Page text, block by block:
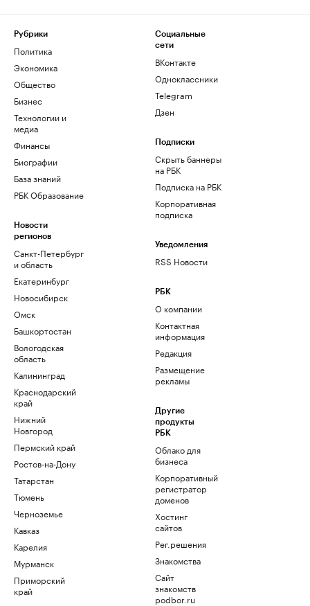
Рубрики
Политика
Экономика
Общество
Бизнес
Технологии и
медиа
Финансы
Биографии
База знаний
РБК Образование
Новости
регионов
Санкт-Петербург
и область
Екатеринбург
Новосибирск
Омск
Башкортостан
Вологодская
область
Калининград
Краснодарский
край
Нижний
Новгород
Пермский край
Ростов-на-Дону
Татарстан
Тюмень
Черноземье
Кавказ
Карелия
Мурманск
Приморский
край
Социальные
сети
ВКонтакте
Одноклассники
Telegram
Дзен
Подписки
Скрыть баннеры
на РБК
Подписка на РБК
Корпоративная
подписка
Уведомления
RSS Новости
РБК
О компании
Контактная
информация
Редакция
Размещение
рекламы
Другие
продукты
РБК
Облако для
бизнеса
Корпоративный
регистратор
доменов
Хостинг
сайтов
Рег.решения
Знакомства
Сайт
знакомств
podbor.ru